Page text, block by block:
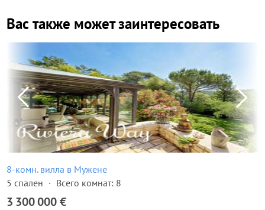
Вас также может заинтересовать
8-комн. вилла в Мужене
5 спален
Всего комнат: 8
3 300 000 €